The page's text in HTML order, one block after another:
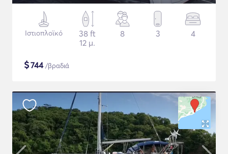
Ιστιοπλοϊκό
38 ft
12 μ.
8 3 4
$744/βραδιά